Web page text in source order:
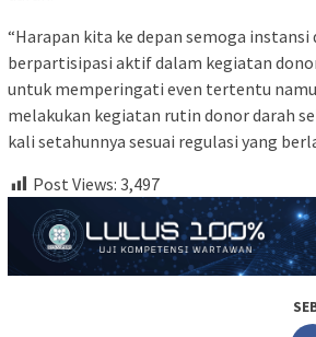
“Harapan kita ke depan semoga
berpartisipasi aktif dalam kegiatan
untuk memperingati even tertentu
melakukan kegiatan rutin donor darah
kali setahunnya sesuai regulasi yang
Post Views: 3,497